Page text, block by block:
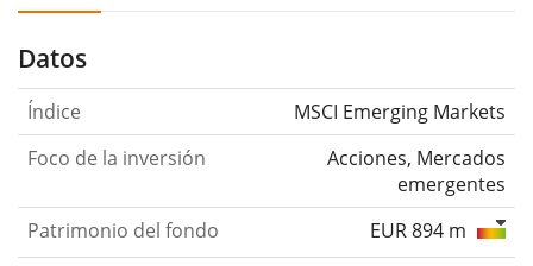
Datos
Índice
MSCI Emerging Markets
Foco de la inversión
Acciones, Mercados
emergentes
Patrimonio del fondo
EUR 894 m